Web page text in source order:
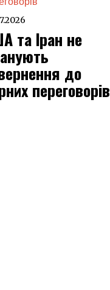
та Іран не
до
переговорів